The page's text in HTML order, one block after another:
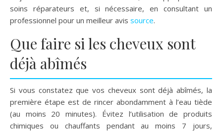
soins réparateurs et, si nécessaire, en consultant un
professionnel pour un meilleur avis source.
Que faire si les cheveux sont
déjà abîmés
Si vous constatez que vos cheveux sont déjà abîmés, la
première étape est de rincer abondamment à l’eau tiède
(au moins 20 minutes). Évitez l’utilisation de produits
chimiques ou chauffants pendant au moins 7 jours,